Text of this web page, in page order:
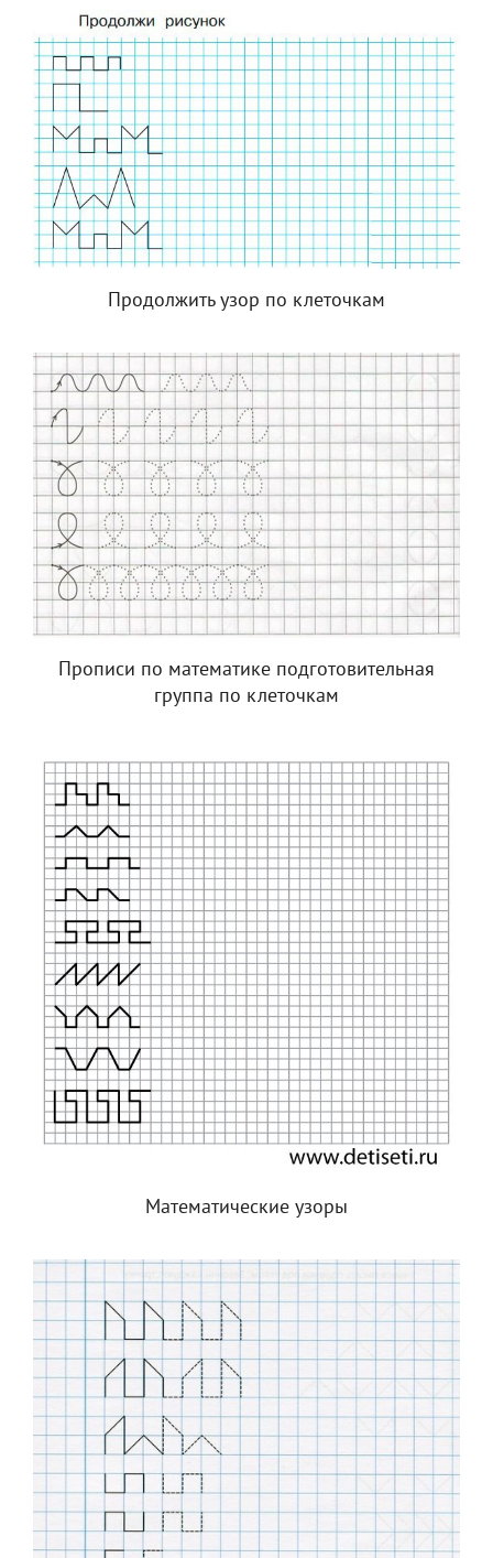
Продолжить узор по клеточкам
Прописи по математике подготовительная
группа по клеточкам
Математические узоры